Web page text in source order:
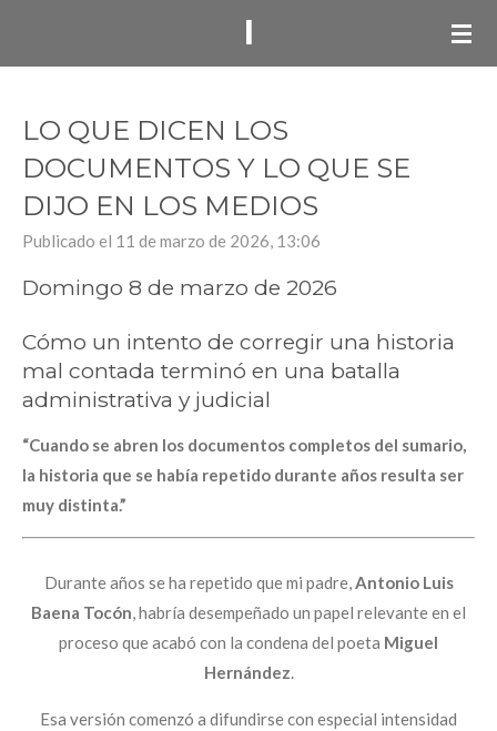
I
LO QUE DICEN LOS
DOCUMENTOS Y LO QUE SE
DIJO EN LOS MEDIOS
Publicado el 11 de marzo de 2026, 13:06
Domingo 8 de marzo de 2026
Cómo un intento de corregir una historia
mal contada terminó en una batalla
administrativa y judicial
“Cuando se abren los documentos completos del sumario,
la historia que se había repetido durante años resulta ser
muy distinta.”
Durante años se ha repetido que mi padre,Antonio Luis
Baena Tocón, habría desempeñado un papel relevante en el
proceso que acabó con la condena del poeta Miguel
Hernández.
Esa versión comenzó a difundirse con especial intensidad